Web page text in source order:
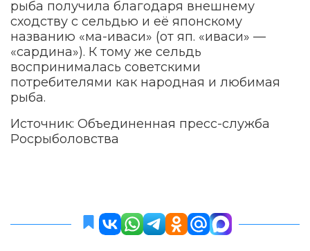
рыба получила благодаря внешнему
сходству с сельдью и её японскому
названию «ма-иваси» (от яп. «иваси» —
«сардина»). К тому же сельдь
воспринималась советскими
потребителями как народная и любимая
рыба.
Источник: Объединенная пресс-служба
Росрыболовства